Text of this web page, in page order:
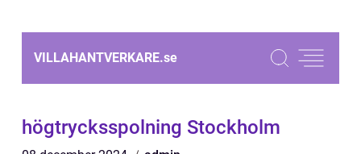
VILLAHANTVERKARE.se
högtrycksspolning Stockholm